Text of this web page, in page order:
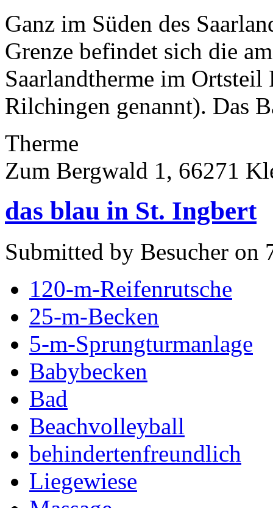
Ganz im Süden des
Grenze befindet sich die
Saarlandtherme im
Rilchingen genannt). Das
Therme
Zum Bergwald 1, 66271
das blau in St. Ingbert
Submitted by Besucher on
120-m-Reifenrutsche
25-m-Becken
5-m-Sprungturmanlage
Babybecken
Bad
Beachvolleyball
behindertenfreundlich
Liegewiese